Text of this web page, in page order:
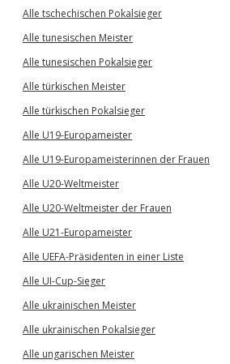
Alle tschechischen Pokalsieger
Alle tunesischen Meister
Alle tunesischen Pokalsieger
Alle türkischen Meister
Alle türkischen Pokalsieger
Alle U19-Europameister
Alle U19-Europameisterinnen der Frauen
Alle U20-Weltmeister
Alle U20-Weltmeister der Frauen
Alle U21-Europameister
Alle UEFA-Präsidenten in einer Liste
Alle UI-Cup-Sieger
Alle ukrainischen Meister
Alle ukrainischen Pokalsieger
Alle ungarischen Meister